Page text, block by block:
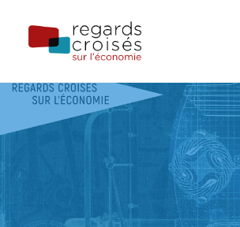
PUBLICATIONS